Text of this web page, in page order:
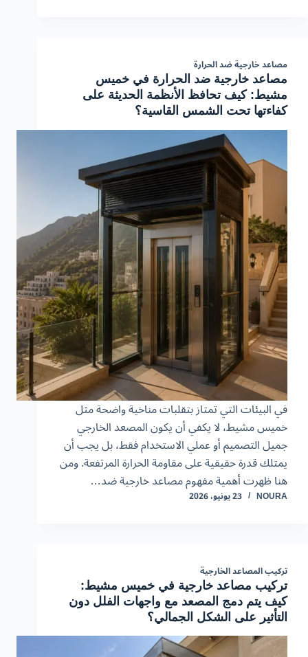
مصاعد خارجية ضد الحرارة
مصاعد خارجية ضد الحرارة في خميس
مشيط: كيف تحافظ الأنظمة الحديثة على
كفاءتها تحت الشمس القاسية؟
في البيئات التي تمتاز بتقلبات مناخية واضحة مثل
خميس مشيط، لا يكفي أن يكون المصعد الخارجي
جميل التصميم أو عملي الاستخدام فقط، بل يجب أن
يمتلك قدرة حقيقية على مقاومة الحرارة المرتفعة. ومن
هنا ظهرت أهمية مفهوم مصاعد خارجية ضد…
NOURA 23 يونيو، 2026
تركيب المصاعد الخارجية
تركيب مصاعد خارجية في خميس مشيط:
كيف يتم دمج المصعد مع واجهات الفلل دون
التأثير على الشكل الجمالي؟